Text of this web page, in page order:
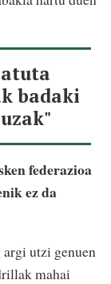
badaki
federazioa
ez da
utzi genuen
mahai